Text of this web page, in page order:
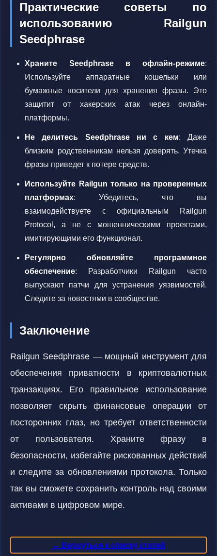
Практические советы по
использованию Railgun
Seedphrase
Храните Seedphrase в офлайн-режиме:
Используйте аппаратные кошельки или
бумажные носители для хранения фразы. Это
защитит от хакерских атак через онлайн-
платформы.
Не делитесь Seedphrase ни с кем: Даже
близким родственникам нельзя доверять. Утечка
фразы приведет к потере средств.
Используйте Railgun только на проверенных
платформах: Убедитесь, что вы
взаимодействуете с официальным Railgun
Protocol, а не с мошенническими проектами,
имитирующими его функционал.
Регулярно обновляйте программное
обеспечение: Разработчики Railgun часто
выпускают патчи для устранения уязвимостей.
Следите за новостями в сообществе.
Заключение
Railgun Seedphrase — мощный инструмент для
обеспечения приватности в криптовалютных
транзакциях. Его правильное использование
позволяет скрыть финансовые операции от
посторонних глаз, но требует ответственности
от пользователя. Храните фразу в
безопасности, избегайте рискованных действий
и следите за обновлениями протокола. Только
так вы сможете сохранить контроль над своими
активами в цифровом мире.
← Вернуться к списку статей